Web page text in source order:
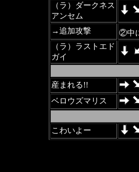
（ラ）ダークネス
アンセム
→追加攻撃
②中
（ラ）ラストエド
ガイ
産まれる!!
ベロウズマリス
こわいよー